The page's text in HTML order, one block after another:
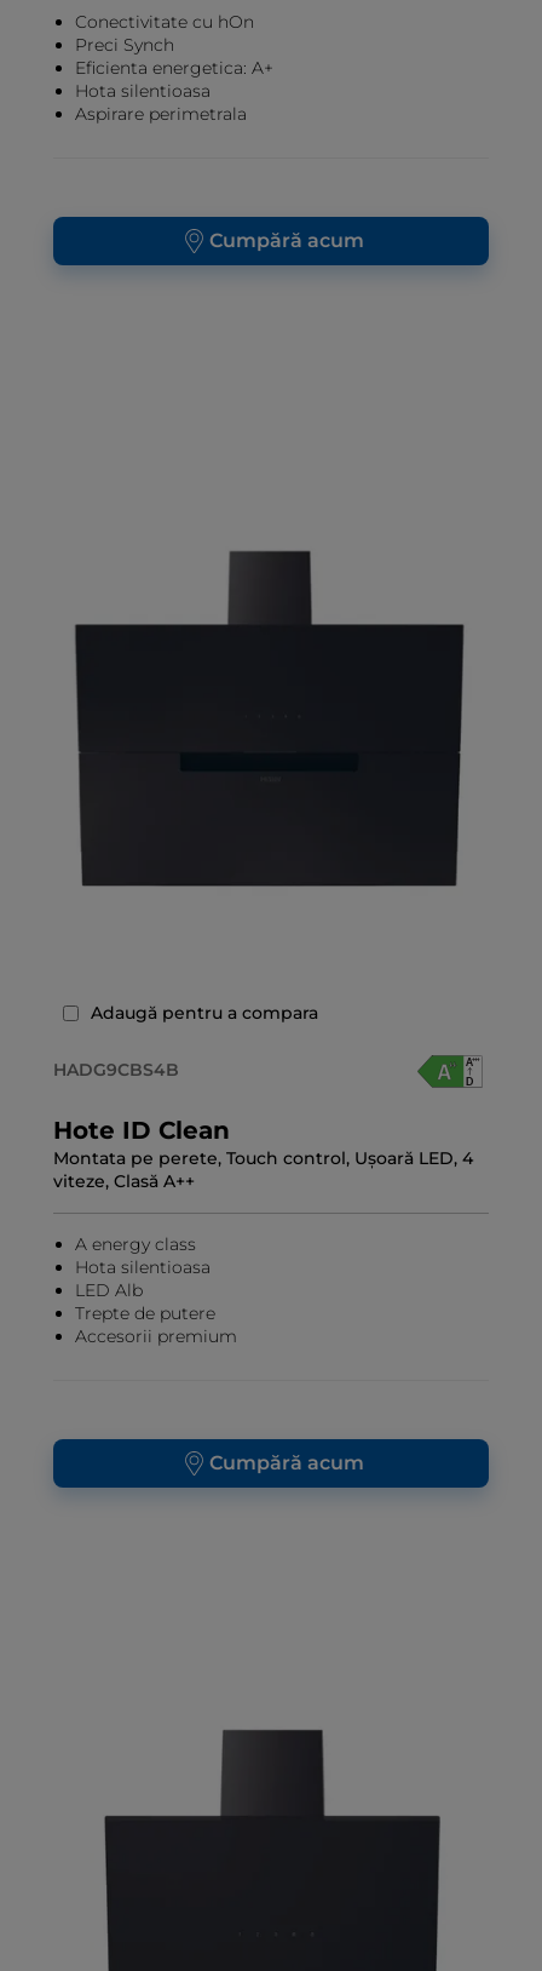
Conectivitate cu hOn
Preci Synch
Eficienta energetica: A+
Hota silentioasa
Aspirare perimetrala
Cumpără acum
Adaugă pentru a compara
HADG9CBS4B
Hote ID Clean
Montata pe perete, Touch control, Ușoară LED, 4
viteze, Clasă A++
A energy class
Hota silentioasa
LED Alb
Trepte de putere
Accesorii premium
Cumpără acum